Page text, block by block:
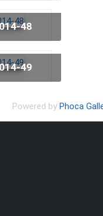
48
49
Powered by Phoca